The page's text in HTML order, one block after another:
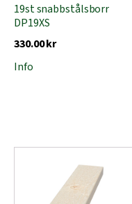
19st snabbstålsborr
DP19XS
330.00kr
Info